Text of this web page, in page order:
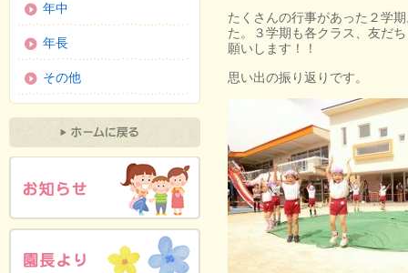
たくさんの行事があった２学
た。３学期も各クラス、友だ
願いします！！
思い出の振り返りです。
年中
年長
その他